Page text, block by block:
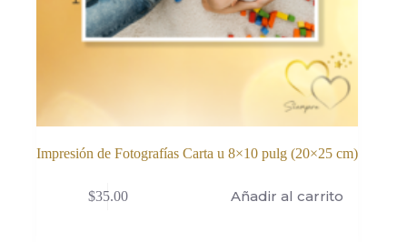
Impresión de Fotografías Carta u 8×10 pulg (20×25 cm)
$35.00 Añadir al carrito